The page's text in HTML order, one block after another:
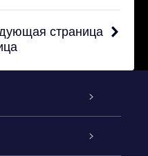
страница